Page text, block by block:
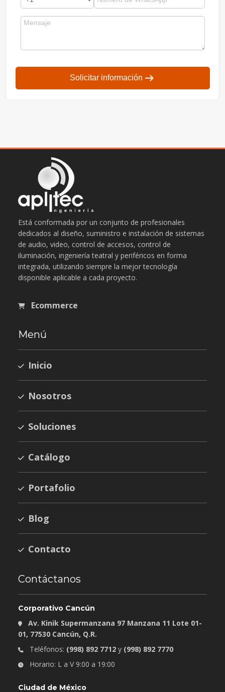
Solicitar información
Está conformada por un conjunto de profesionales
dedicados al diseño, suministro e instalación de sistemas
de audio, video, control de accesos, control de
iluminación, ingeniería teatral y periféricos en forma
integrada, utilizando siempre la mejor tecnología
disponible aplicable a cada proyecto.
Ecommerce
Menú
Inicio
Nosotros
Soluciones
Catálogo
Portafolio
Blog
Contacto
Contáctanos
Corporativo Cancún
Av. Kinik Supermanzana 97 Manzana 11 Lote 01-
01, 77530 Cancún, Q.R.
Teléfonos: (998) 892 7712 y (998) 892 7770
Horario: L a V 9:00 a 19:00
Ciudad de México